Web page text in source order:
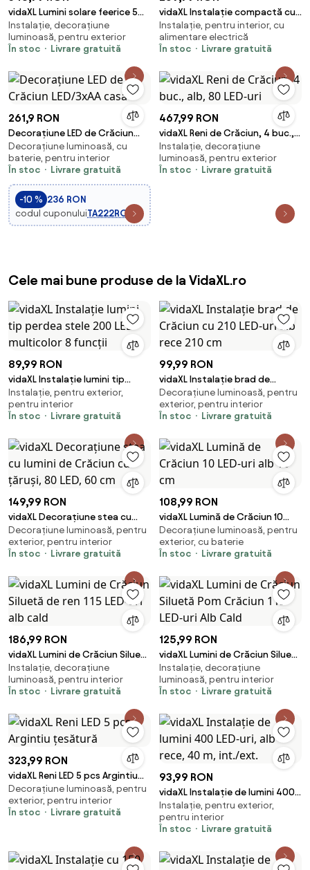
vidaXL Lumini solare feerice 5
buc 5x200 LED colorat
interior/exterior
Instalație, decorațiune
luminoasă, pentru exterior
În stoc
Livrare gratuită
vidaXL Instalație compactă cu
1000 LED-uri, multicolor, 25 m,
PVC
Instalație, pentru interior, cu
alimentare electrică
În stoc
Livrare gratuită
261,9 RON
Decorațiune LED de Crăciun
LED/3xAA casă
Decorațiune luminoasă, cu
baterie, pentru interior
În stoc
Livrare gratuită
-10 % 236 RON
codul cuponuluiTA222RO
467,99 RON
vidaXL Reni de Crăciun, 4 buc.,
alb, 80 LED-uri
Instalație, decorațiune
luminoasă, pentru exterior
În stoc
Livrare gratuită
Cele mai bune produse de la VidaXL.ro
89,99 RON
vidaXL Instalație lumini tip
perdea stele 200 LED
multicolor 8 funcții
Instalație, pentru exterior,
pentru interior
În stoc
Livrare gratuită
99,99 RON
vidaXL Instalație brad de
Crăciun cu 210 LED-uri alb rece
210 cm
Decorațiune luminoasă, pentru
exterior, pentru interior
În stoc
Livrare gratuită
149,99 RON
vidaXL Decorațiune stea cu
lumini de Crăciun cu țăruși, 80
LED, 60 cm
Decorațiune luminoasă, pentru
exterior, pentru interior
În stoc
Livrare gratuită
108,99 RON
vidaXL Lumină de Crăciun 10
LED-uri alb 10 cm
Decorațiune luminoasă, pentru
exterior, cu baterie
În stoc
Livrare gratuită
186,99 RON
vidaXL Lumini de Crăciun Siluetă
de ren 115 LED-uri alb cald
Instalație, decorațiune
luminoasă, pentru interior
În stoc
Livrare gratuită
125,99 RON
vidaXL Lumini de Crăciun Siluetă
Pom Crăciun 115 LED-uri Alb Cald
Instalație, decorațiune
luminoasă, pentru interior
În stoc
Livrare gratuită
323,99 RON
vidaXL Reni LED 5 pcs Argintiu
țesătură
Decorațiune luminoasă, pentru
exterior, pentru interior
În stoc
Livrare gratuită
93,99 RON
vidaXL Instalație de lumini 400
LED-uri, alb rece, 40 m, int./ext.
Instalație, pentru exterior,
pentru interior
În stoc
Livrare gratuită